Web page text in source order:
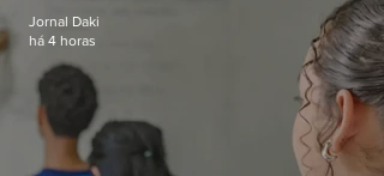
Jornal Daki
há 4 horas